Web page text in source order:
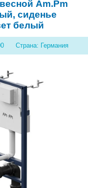
Am.Pm
сиденье
белый
Страна: Германия